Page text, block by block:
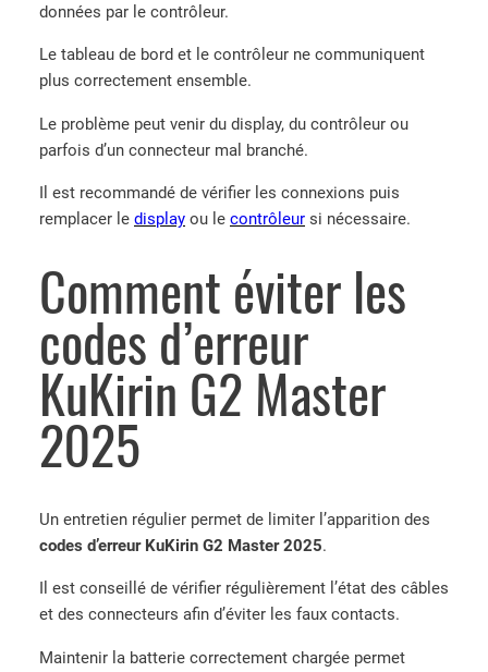
données par le contrôleur.
Le tableau de bord et le contrôleur ne communiquent
plus correctement ensemble.
Le problème peut venir du display, du contrôleur ou
parfois d’un connecteur mal branché.
Il est recommandé de vérifier les connexions puis
remplacer le display ou le contrôleur si nécessaire.
Comment éviter les
codes d’erreur
KuKirin G2 Master
2025
Un entretien régulier permet de limiter l’apparition des
codes d’erreur KuKirin G2 Master 2025.
Il est conseillé de vérifier régulièrement l’état des câbles
et des connecteurs afin d’éviter les faux contacts.
Maintenir la batterie correctement chargée permet